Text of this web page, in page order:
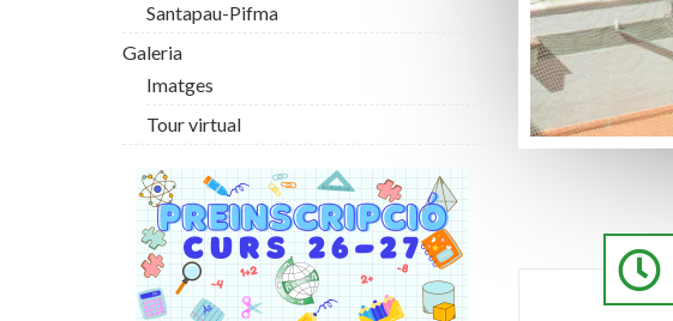
Santapau-Pifma
Galeria
Imatges
Tour virtual